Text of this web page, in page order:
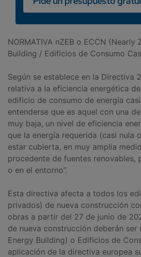
NORMATIVA nZEB o ECCN (Nearly
Building / Edificios de Consumo
Según se establece en la Directiva
relativa a la eficiencia energética
edificio de consumo de energía
entenderse que es aquel con una
muy baja, un nivel de eficiencia
que la energía requerida (casi nula
estar cubierta, en muy amplia
procedente de fuentes renovables,
o en el entorno”.
Esta directiva afecta a todos los
privados) de nueva construcción
obras a partir del 27 de junio de
de nueva construcción deberán ser
Energy Building) o Edificios de
aplicación de la directiva europea